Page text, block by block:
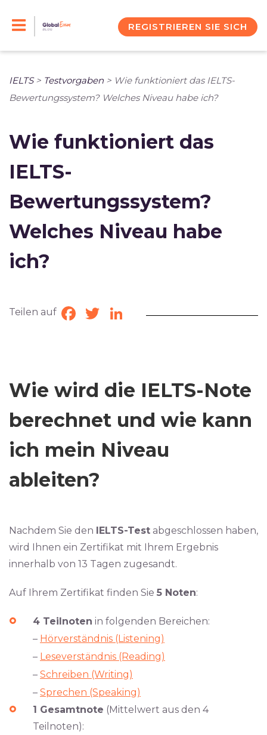
REGISTRIEREN SIE SICH
IELTS> Testvorgaben > Wie funktioniert das IELTS-
Bewertungssystem? Welches Niveau habe ich?
Wie funktioniert das
IELTS-
Bewertungssystem?
Welches Niveau habe
ich?
Teilen auf Facebook
TwitterLinkedIn
Wie wird die IELTS-Note
berechnet und wie kann
ich mein Niveau
ableiten?
Nachdem Sie den IELTS-Test abgeschlossen haben,
wird Ihnen ein Zertifikat mit Ihrem Ergebnis
innerhalb von 13 Tagen zugesandt.
Auf Ihrem Zertifikat finden Sie 5 Noten:
4 Teilnoten in folgenden Bereichen:
– Hörverständnis (Listening)
– Leseverständnis (Reading)
– Schreiben (Writing)
– Sprechen (Speaking)
1 Gesamtnote (Mittelwert aus den 4
Teilnoten):